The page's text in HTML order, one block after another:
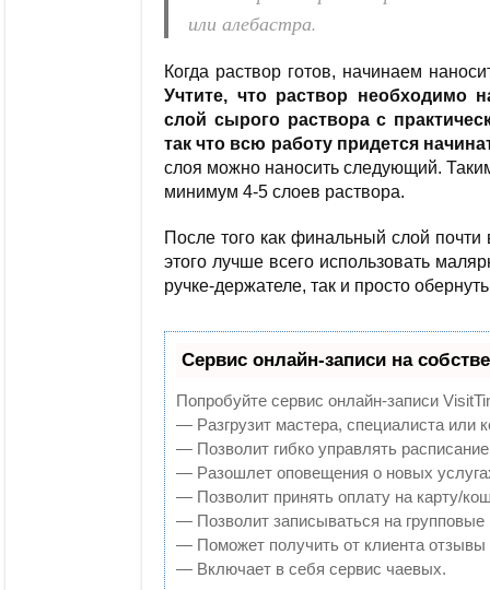
или алебастра.
Когда раствор готов, начинаем
Учтите, что раствор необходимо
слой сырого раствора с
так что всю работу придется
слоя можно наносить следующий.
минимум 4-5 слоев раствора.
После того как финальный слой
этого лучше всего использовать
ручке-держателе, так и просто
Сервис онлайн-записи на
Попробуйте сервис онлайн-записи
— Разгрузит мастера, специалиста или
— Позволит гибко управлять
— Разошлет оповещения о новых
— Позволит принять оплату на карту/
— Позволит записываться на
— Поможет получить от клиента отзывы
— Включает в себя сервис чаевых.